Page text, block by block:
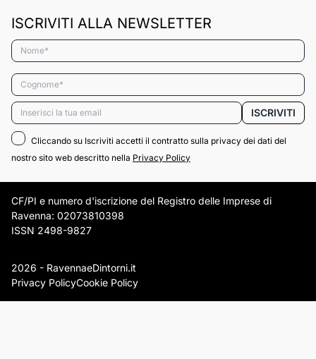
ISCRIVITI ALLA NEWSLETTER
Nome*
Cognome*
Email* ISCRIVITI
Cliccando su Iscriviti accetti il contratto sulla privacy dei dati del
nostro sito web descritto nella Privacy Policy
CF/PI e numero d'iscrizione del Registro delle Imprese di
Ravenna: 02073810398
ISSN 2498-9827
2026 - RavennaeDintorni.it
Privacy PolicyCookie Policy